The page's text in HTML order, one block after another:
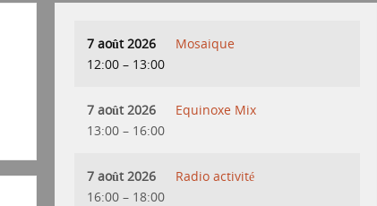
7 août 2026
12:00 – 13:00
Mosaique
7 août 2026
13:00 – 16:00
Equinoxe Mix
7 août 2026
16:00 – 18:00
Radio activité